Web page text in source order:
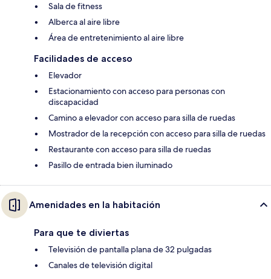
Sala de fitness
Alberca al aire libre
Área de entretenimiento al aire libre
Facilidades de acceso
Elevador
Estacionamiento con acceso para personas con
discapacidad
Camino a elevador con acceso para silla de ruedas
Mostrador de la recepción con acceso para silla de ruedas
Restaurante con acceso para silla de ruedas
Pasillo de entrada bien iluminado
Amenidades en la habitación
Para que te diviertas
Televisión de pantalla plana de 32 pulgadas
Canales de televisión digital